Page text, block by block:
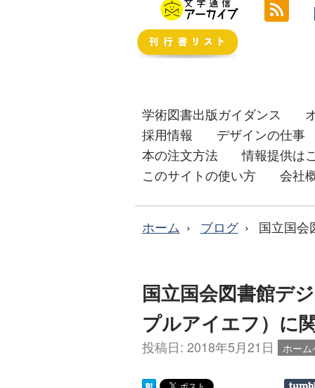
学術図書出版ガイダンス
採用情報
デザインの仕事
本の注文方法
情報提供は
このサイトの使い方
会社
ホーム ブログ 国立国会
国立国会図書館デ
プルアイエフ）に
投稿日: 2018年5月21日 ホー